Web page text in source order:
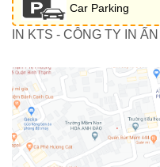
Car Parking
IN KTS - CÔNG TY IN